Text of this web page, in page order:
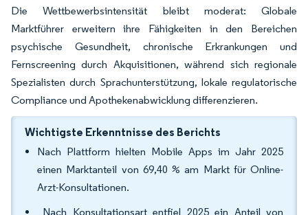
Die Wettbewerbsintensität bleibt moderat: Globale
Marktführer erweitern ihre Fähigkeiten in den Bereichen
psychische Gesundheit, chronische Erkrankungen und
Fernscreening durch Akquisitionen, während sich regionale
Spezialisten durch Sprachunterstützung, lokale regulatorische
Compliance und Apothekenabwicklung differenzieren.
Wichtigste Erkenntnisse des Berichts
Nach Plattform hielten Mobile Apps im Jahr 2025
einen Marktanteil von 69,40 % am Markt für Online-
Arzt-Konsultationen.
Nach Konsultationsart entfiel 2025 ein Anteil von